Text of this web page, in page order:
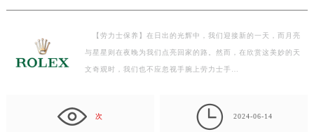
【劳力士保养】在日出的光辉中，我们迎接新的一天，而月亮
与星星则在夜晚为我们点亮回家的路。然而，在欣赏这美妙的天
文奇观时，我们也不应忽视手腕上劳力士手…
次  2024-06-14